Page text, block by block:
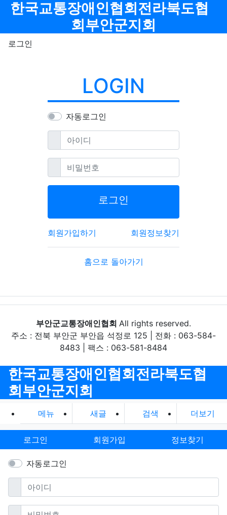
메뉴
한국교통장애인협회전라북도협
회부안군지회
로그인
LOGIN
자동로그인
아이디필수
비밀번호필수
로그인
회원가입하기 회원정보찾기
홈으로 돌아가기
부안군교통장애인협회 All rights reserved.
주소 : 전북 부안군 부안읍 석정로 125 | 전화 : 063-584-
8483 | 팩스 : 063-581-8484
한국교통장애인협회전라북도협
회부안군지회
메뉴 새글 검색 더보기
로그인 회원가입 정보찾기
자동로그인
아이디필수
비밀번호필수